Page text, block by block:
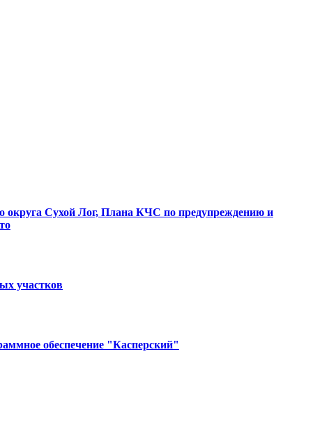
округа Сухой Лог, Плана КЧС по предупреждению и
участков
обеспечение "Касперский"